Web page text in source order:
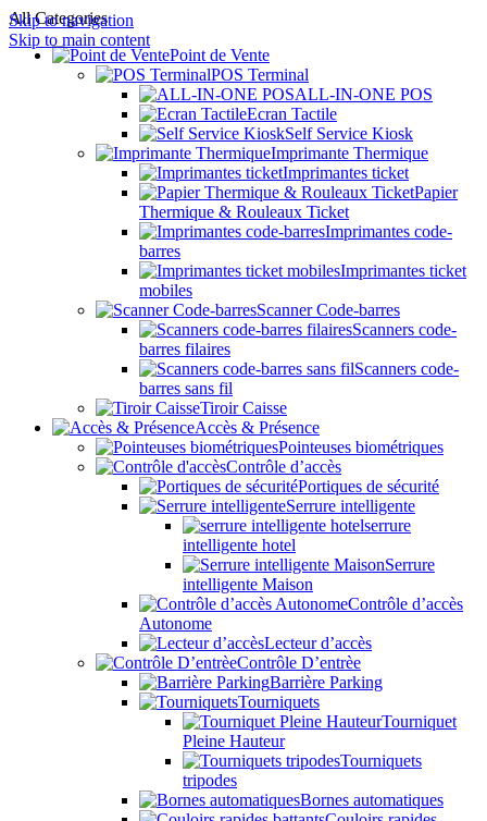
Skip to navigation
Skip to main content
All Categories
Point de Vente
POS Terminal
ALL-IN-ONE POS
Ecran Tactile
Self Service Kiosk
Imprimante Thermique
Imprimantes ticket
Papier
Thermique & Rouleaux Ticket
Imprimantes code-
barres
Imprimantes ticket
mobiles
Scanner Code-barres
Scanners code-
barres filaires
Scanners code-
barres sans fil
Tiroir Caisse
Accès & Présence
Pointeuses biométriques
Contrôle d’accès
Portiques de sécurité
Serrure intelligente
serrure
intelligente hotel
Serrure
intelligente Maison
Contrôle d’accès
Autonome
Lecteur d’accès
Contrôle D’entrèe
Barrière Parking
Tourniquets
Tourniquet
Pleine Hauteur
Tourniquets
tripodes
Bornes automatiques